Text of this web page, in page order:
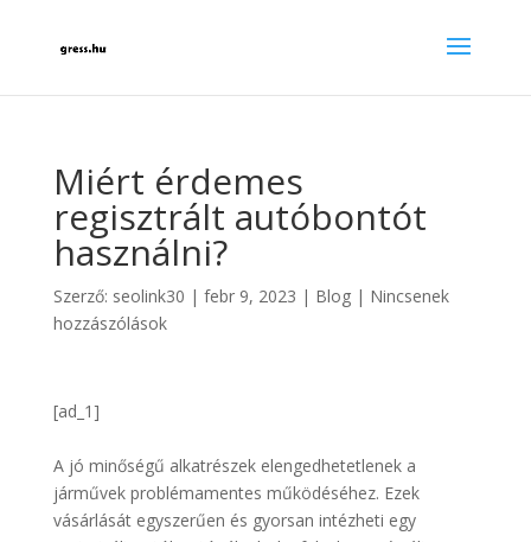
Miért érdemes
regisztrált autóbontót
használni?
Szerző: seolink30 | febr 9, 2023 | Blog| Nincsenek
hozzászólások
[ad_1]
A jó minőségű alkatrészek elengedhetetlenek a
járművek problémamentes működéséhez. Ezek
vásárlását egyszerűen és gyorsan intézheti egy